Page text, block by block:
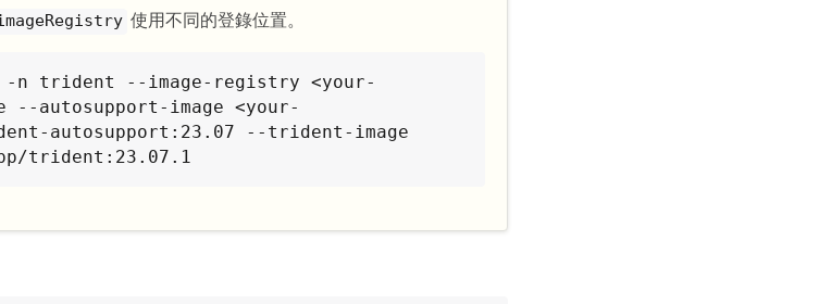
使用不同的登錄位置。
trident --image-registry <your-
autosupport-image <your-
autosupport:23.07 --trident-image
trident:23.07.1